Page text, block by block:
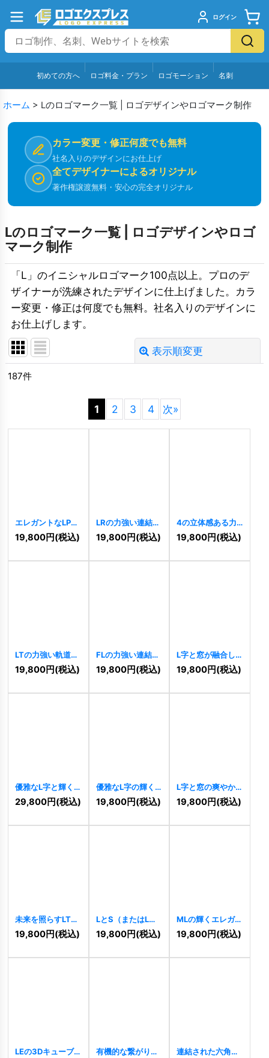
ログイン
初めての方へ ロゴ料金・プラン ロゴモーション 名刺
ホーム > Lのロゴマーク一覧 | ロゴデザインやロゴマーク制作
カラー変更・修正何度でも無料
社名入りのデザインにお仕上げ
全てデザイナーによるオリジナル
著作権譲渡無料・安心の完全オリジナル
Lのロゴマーク一覧 | ロゴデザインやロゴ
マーク制作
「L」のイニシャルロゴマーク100点以上。プロのデ
ザイナーが洗練されたデザインに仕上げました。カラ
ー変更・修正は何度でも無料。社名入りのデザインに
お仕上げします。
表示順変更
絞り込む
187件
1 2 3 4 次»
エレガントなLPモ
ノグラムロゴ
11149 ]
19,800円(税込)
LRの力強い連結ロ
ゴ[ 10340]
19,800円(税込)
4の立体感ある力
強いロゴ[10258 ]
19,800円(税込)
LTの力強い軌道ス
ピードロゴ
10230]
19,800円(税込)
FLの力強い連結ス
ピードロゴ
10228 ]
19,800円(税込)
L字と窓が融合し
たラインアートの
ハウスロゴ
19,800円(税込)
優雅なL字と輝く
ドットの円形ロゴ
10213 ]
29,800円(税込)
優雅なL字の輝く
ロゴ[10206]
19,800円(税込)
L字と窓の爽やか
ハウスロゴ
10159 ]
19,800円(税込)
未来を照らすLT成
長ロゴ[10148]
19,800円(税込)
LとS（またはLと
7）が連結する幾
何学的ロゴ
19,800円(税込)
MLの輝くエレガン
トロゴ[10110]
19,800円(税込)
LEの3Dキューブ
有機的な繋がりロ
連結された六角形